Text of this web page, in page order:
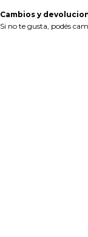
Cambios y
Si no te gusta, podés